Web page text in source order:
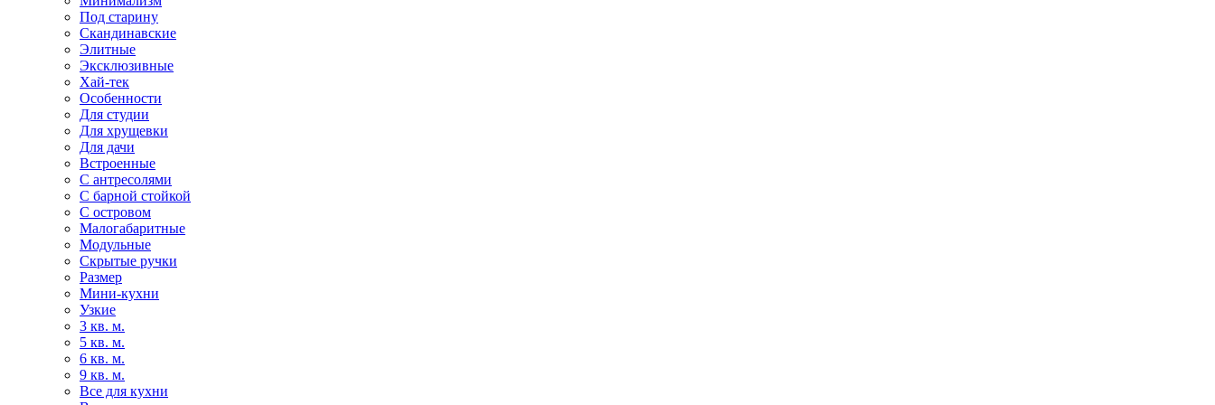
Под старину
Скандинавские
Элитные
Эксклюзивные
Хай-тек
Особенности
Для студии
Для хрущевки
Для дачи
Встроенные
С антресолями
С барной стойкой
С островом
Малогабаритные
Модульные
Скрытые ручки
Размер
Мини-кухни
Узкие
3 кв. м.
5 кв. м.
6 кв. м.
9 кв. м.
Все для кухни